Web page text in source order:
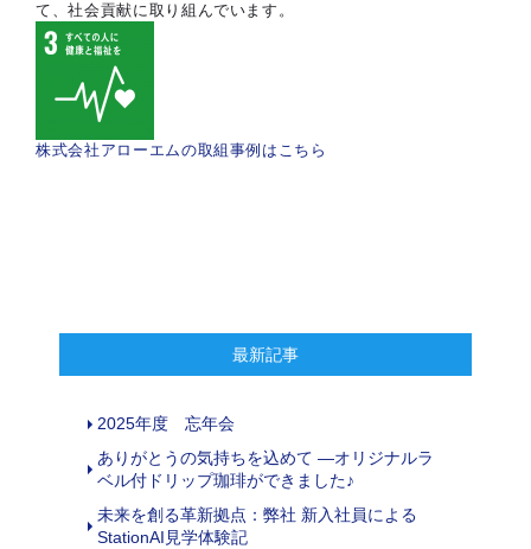
て、社会貢献に取り組んでいます。
株式会社アローエムの取組事例はこちら
最新記事
2025年度 忘年会
ありがとうの気持ちを込めて ―オリジナルラ
ベル付ドリップ珈琲ができました♪
未来を創る革新拠点：弊社 新入社員による
StationAI見学体験記